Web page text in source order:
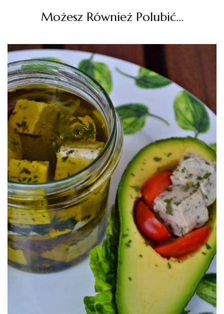
Możesz Również Polubić…